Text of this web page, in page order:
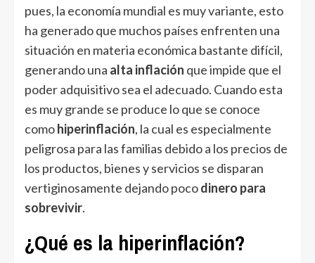
pues, la economía mundial es muy variante, esto
ha generado que muchos países enfrenten una
situación en materia económica bastante difícil,
generando una alta inflación que impide que el
poder adquisitivo sea el adecuado. Cuando esta
es muy grande se produce lo que se conoce
comohiperinflación, la cual es especialmente
peligrosa para las familias debido a los precios de
los productos, bienes y servicios se disparan
vertiginosamente dejando pocodinero para
sobrevivir.
¿Qué es la hiperinflación?